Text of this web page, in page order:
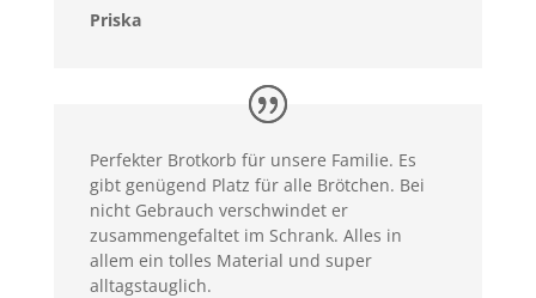
Priska
Perfekter Brotkorb für unsere Familie. Es
gibt genügend Platz für alle Brötchen. Bei
nicht Gebrauch verschwindet er
zusammengefaltet im Schrank. Alles in
allem ein tolles Material und super
alltagstauglich.